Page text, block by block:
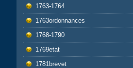
1763-1764
1763ordonnances
1768-1790
1769etat
1781brevet